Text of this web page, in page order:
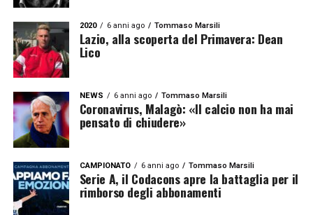
2020 6 anni ago Tommaso Marsili
Lazio, alla scoperta del Primavera: Dean
Lico
NEWS 6 anni ago Tommaso Marsili
Coronavirus, Malagò: «Il calcio non ha mai
pensato di chiudere»
CAMPIONATO 6 anni ago Tommaso Marsili
Serie A, il Codacons apre la battaglia per il
rimborso degli abbonamenti